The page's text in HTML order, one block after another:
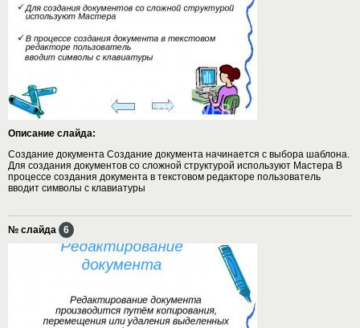
Описание слайда:
Создание документа Создание документа начинается с выбора шаблона.
Для создания документов со сложной структурой используют Мастера В
процессе создания документа в текстовом редакторе пользователь
вводит символы с клавиатуры
№ слайда 6